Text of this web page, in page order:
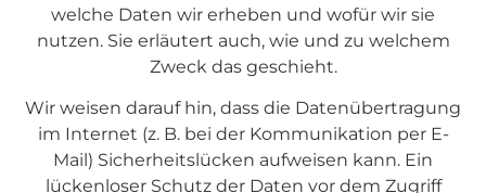
welche Daten wir erheben und wofür wir sie
nutzen. Sie erläutert auch, wie und zu welchem
Zweck das geschieht.
Wir weisen darauf hin, dass die Datenübertragung
im Internet (z. B. bei der Kommunikation per E-
Mail) Sicherheitslücken aufweisen kann. Ein
lückenloser Schutz der Daten vor dem Zugriff